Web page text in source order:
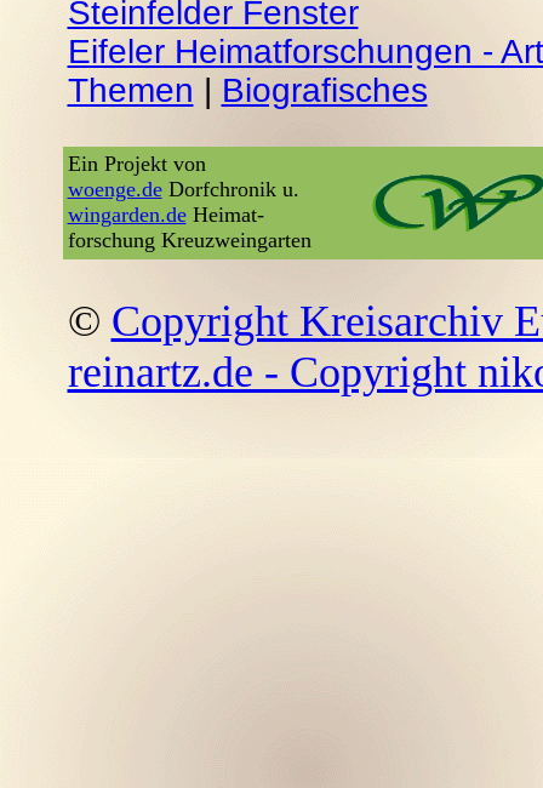
Steinfelder Fenster
Eifeler Heimatforschungen -
Themen | Biografisches
Ein Projekt von
woenge.deDorfchronik u.
wingarden.deHeimat-
forschung Kreuzweingarten
© Copyright Kreisarchiv
reinartz.de - Copyright